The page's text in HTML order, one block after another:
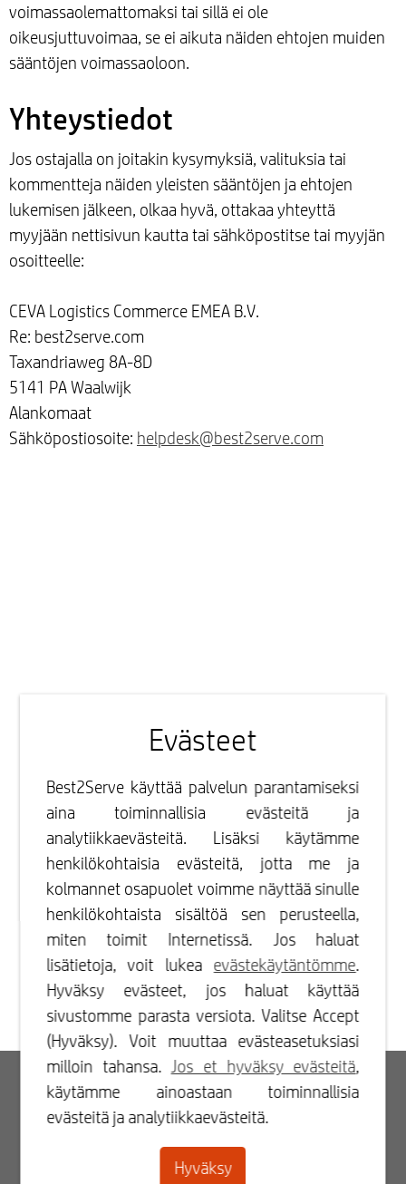
voimassaolemattomaksi tai sillä ei ole
oikeusjuttuvoimaa, se ei aikuta näiden ehtojen muiden
sääntöjen voimassaoloon.
Yhteystiedot
Jos ostajalla on joitakin kysymyksiä, valituksia tai
kommentteja näiden yleisten sääntöjen ja ehtojen
lukemisen jälkeen, olkaa hyvä, ottakaa yhteyttä
myyjään nettisivun kautta tai sähköpostitse tai myyjän
osoitteelle:
CEVA Logistics Commerce EMEA B.V.
Re: best2serve.com
Taxandriaweg 8A-8D
5141 PA Waalwijk
Alankomaat
Sähköpostiosoite: helpdesk@best2serve.com
Kirjaudu sisään
Yhteydenotto
Evästeet
Best2Serve käyttää palvelun parantamiseksi
aina toiminnallisia evästeitä ja
analytiikkaevästeitä. Lisäksi käytämme
henkilökohtaisia evästeitä, jotta me ja
kolmannet osapuolet voimme näyttää sinulle
henkilökohtaista sisältöä sen perusteella,
miten toimit Internetissä. Jos haluat
lisätietoja, voit lukea evästekäytäntömme.
Hyväksy evästeet, jos haluat käyttää
sivustomme parasta versiota. Valitse Accept
(Hyväksy). Voit muuttaa evästeasetuksiasi
milloin tahansa.Jos et hyväksy evästeitä,
käytämme ainoastaan toiminnallisia
evästeitä ja analytiikkaevästeitä.
Hyväksy